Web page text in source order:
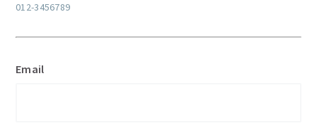
012-3456789
Email